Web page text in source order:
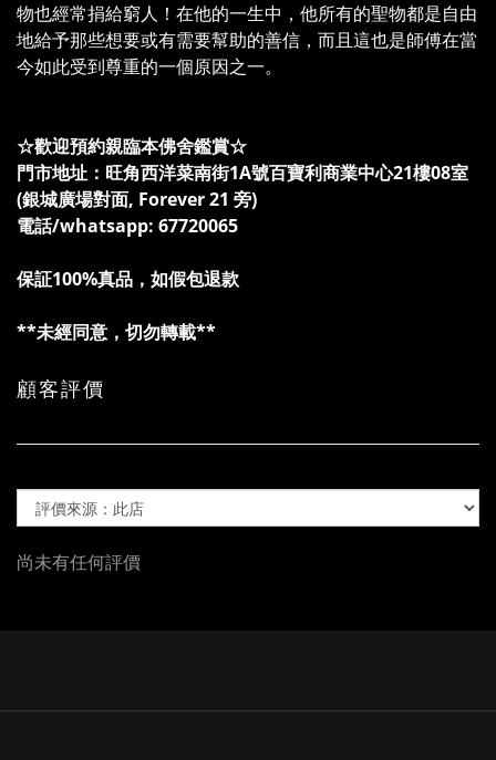
物也經常捐給窮人！在他的一生中，他所有的聖物都是自由
地給予那些想要或有需要幫助的善信，而且這也是師傅在當
今如此受到尊重的一個原因之一。
☆歡迎預約親臨本佛舍鑑賞☆
門市地址：旺角西洋菜南街1A號百寶利商業中心21樓08室
(銀城廣場對面, Forever 21 旁)
電話/whatsapp: 67720065
保証100%真品，如假包退款
**未經同意，切勿轉載**
顧客評價
尚未有任何評價